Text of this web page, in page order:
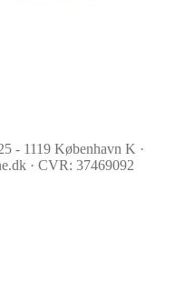
- 1119 København K ·
· CVR: 37469092